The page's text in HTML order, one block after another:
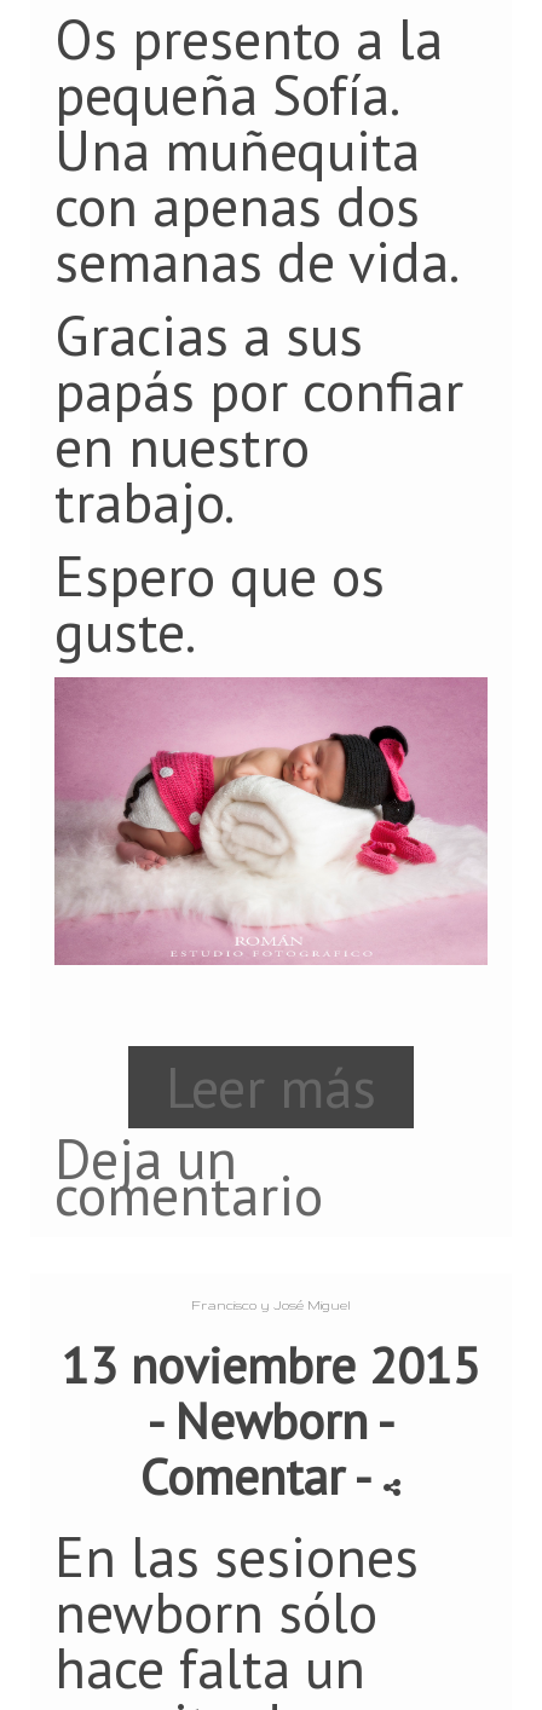
Os presento a la
pequeña Sofía.
Una muñequita
con apenas dos
semanas de vida.
Gracias a sus
papás por confiar
en nuestro
trabajo.
Espero que os
guste.
Leer más
Deja un
comentario
Francisco y José Miguel
13 noviembre 2015
- Newborn-
Comentar-
En las sesiones
newborn sólo
hace falta un